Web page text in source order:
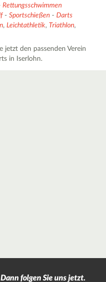
Rettungsschwimmen
-Sportschießen -Darts
,Leichtathletik, Triathlon,
den passenden Verein
in Iserlohn.
folgen Sie uns jetzt.